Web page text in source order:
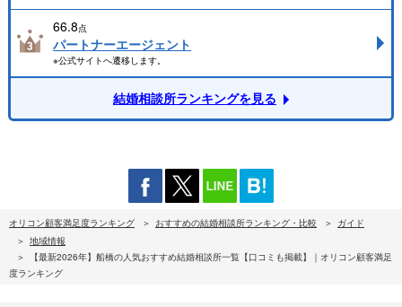
66.8点
パートナーエージェント
※公式サイトへ遷移します。
結婚相談所ランキングを見る
オリコン顧客満足度ランキング おすすめの結婚相談所ランキング・比較
ガイド
地域情報
【最新2026年】船橋の人気おすすめ結婚相談所一覧【口コミも掲載】｜オリコン顧客満足
度ランキング